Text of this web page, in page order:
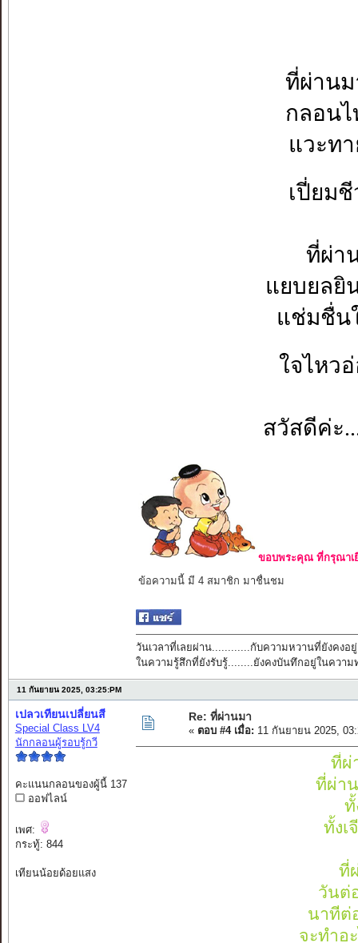
ที่ผ่าน
กลอน
แวะท
เปี่ยม
ที่ผ่า
แยบยลยิ
แช่มชื่น
ใจไหว
สวัสดีค่ะ
ขอบพระคุณ ที่กรุณาเ
ข้อความนี้ มี 4 สมาชิก มาชื่นชม
วันเวลาที่เลยผ่าน............กับความหวานที่ยังคงอยู่
ในความรู้สึกที่ยังรับรู้........ยังคงบันทึกอยู่ในความ
11 กันยายน 2025, 03:25:PM
เปลวเทียนเปลี่ยนสี
Special Class LV4
นักกลอนผู้รอบรู้กวี
คะแนนกลอนของผู้นี้ 137
ออฟไลน์
เพศ:
กระทู้: 844
เทียนน้อยด้อยแสง
Re: ที่ผ่านมา
« ตอบ #4 เมื่อ: 11 กันยายน 2025,
ที่ผ่
ที่ผ่า
ทั้
ทั้ง
ที่
วันต่
นาทีต่
จะทำอ